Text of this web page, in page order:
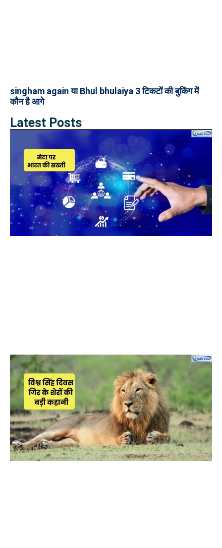
singham again या Bhul bhulaiya 3 टिकटों की बुकिंग में
कौन है आगे
Latest Posts